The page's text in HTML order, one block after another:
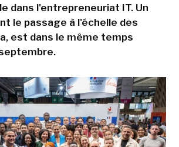
dans l'entrepreneuriat IT. Un
le passage à l'échelle des
est dans le même temps